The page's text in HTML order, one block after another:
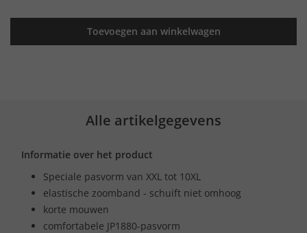
Toevoegen aan winkelwagen
Alle artikelgegevens
Informatie over het product
Speciale pasvorm van XXL tot 10XL
elastische zoomband - schuift niet omhoog
korte mouwen
comfortabele JP1880-pasvorm